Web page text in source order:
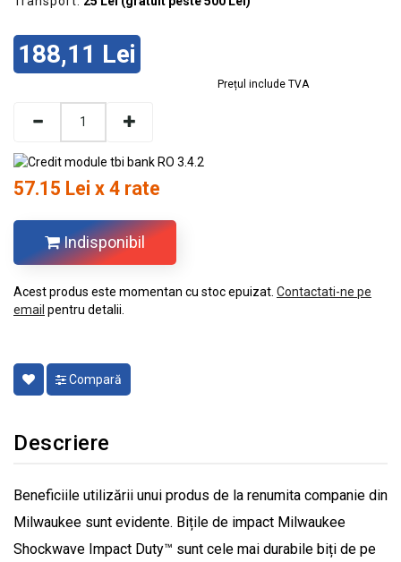
188,11 Lei
Prețul include TVA
57.15 Lei x 4 rate
Indisponibil
Acest produs este momentan cu stoc epuizat. Contactati-ne pe
email pentru detalii.
Compară
Descriere
Beneficiile utilizării unui produs de la renumita companie din
Milwaukee sunt evidente. Bițile de impact Milwaukee
Shockwave Impact Duty™ sunt cele mai durabile biți de pe